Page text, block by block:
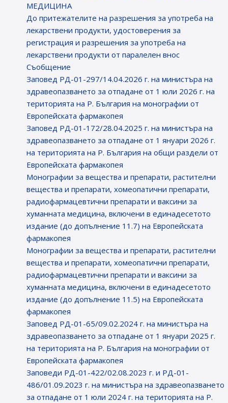
МЕДИЦИНА
До притежателите на разрешения за употреба на
лекарствени продукти, удостоверения за
регистрация и разрешения за употреба на
лекарствени продукти от паралелен внос
Съобщение
Заповед РД-01-297/14.04.2026 г. на министъра на
здравеопазването за отпадане от 1 юли 2026 г. на
територията на Р. България на монографии от
Европейската фармакопея
Заповед РД-01-172/28.04.2025 г. на министъра на
здравеопазването за отпадане от 1 януари 2026 г.
на територията на Р. България на общи раздели от
Европейската фармакопея
Монографии за вещества и препарати, растителни
вещества и препарати, хомеопатични препарати,
радиофармацевтични препарати и ваксини за
хуманната медицина, включени в единадесетото
издание (до допълнение 11.7) на Европейската
фармакопея
Монографии за вещества и препарати, растителни
вещества и препарати, хомеопатични препарати,
радиофармацевтични препарати и ваксини за
хуманната медицина, включени в единадесетото
издание (до допълнение 11.5) на Европейската
фармакопея
Заповед РД-01-65/09.02.2024 г. на министъра на
здравеопазването за отпадане от 1 януари 2025 г.
на територията на Р. България на монографии от
Европейската фармакопея
Заповеди РД-01-422/02.08.2023 г. и РД-01-
486/01.09.2023 г. на министъра на здравеопазването
за отпадане от 1 юли 2024 г. на територията на Р.